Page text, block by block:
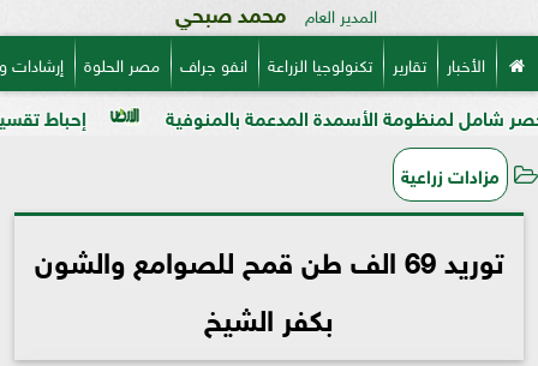
المدير العام محمد صبحي
الأخبار تقارير تكنولوجيا الزراعة انفو جراف مصر الحلوة
إحباط تقسيم قطعة أرض على مساحة 2000 الأسمدة المدعمة بالمنوفية
مزادات زراعية
توريد 69 الف طن قمح للصوامع والشون
بكفر الشيخ